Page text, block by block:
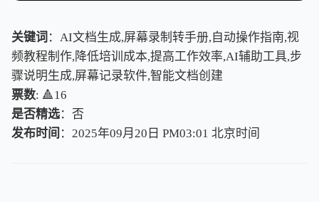
关键词 ：AI文档生成,屏幕录制转手册,自动操作指南,视
频教程制作,降低培训成本,提高工作效率,AI辅助工具,步
骤说明生成,屏幕记录软件,智能文档创建
票数: 🔺16
是否精选：否
发布时间 ：2025年09月20日 PM03:01 北京时间
北京时间